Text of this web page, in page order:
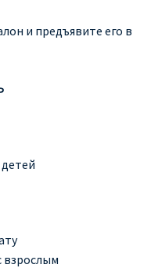
и предъявите его в
взрослым